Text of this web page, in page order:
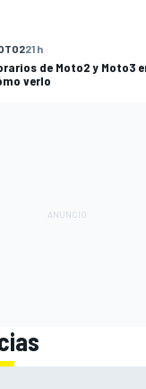
21 h
de Moto2 y Moto3
verlo